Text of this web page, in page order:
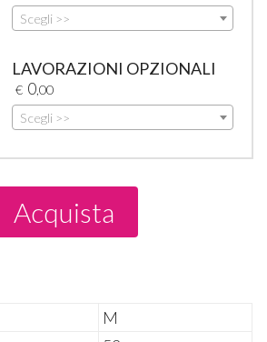
Scegli >>
LAVORAZIONI OPZIONALI
€ 0,00
Scegli >>
Acquista
M